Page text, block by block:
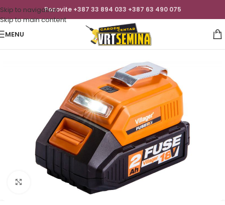
Skip to navigation
Skip to main content
Pozovite +387 33 894 033 +387 63 490 075
MENU
Click to enlarge